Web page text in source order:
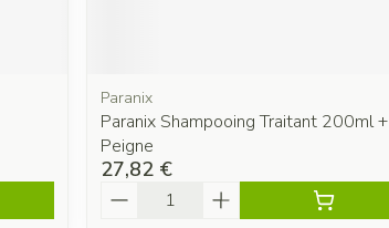
Paranix
Paranix Shampooing Traitant 200ml +
Peigne
27,82 €
Quantité